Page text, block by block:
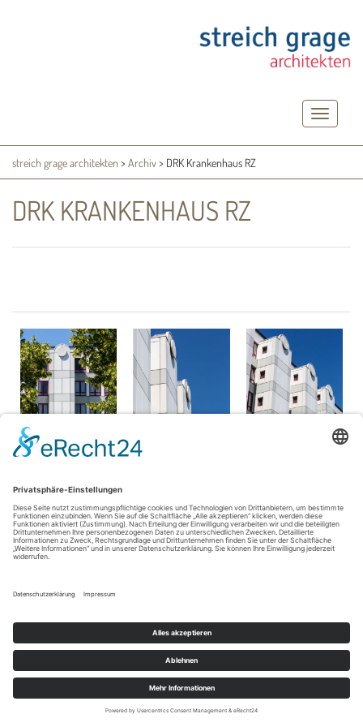
Toggle
navigation
streich grage architekten > Archiv> DRK Krankenhaus RZ
DRK KRANKENHAUS RZ
Kontakt Datenschutz